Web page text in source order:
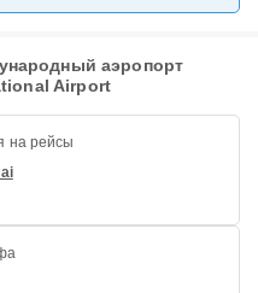
аэропорт
Airport
на рейсы